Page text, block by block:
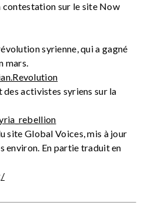
contestation sur le site Now
syrienne, qui a gagné
mars.
des activistes syriens sur la
site Global Voices, mis à jour
environ. En partie traduit en